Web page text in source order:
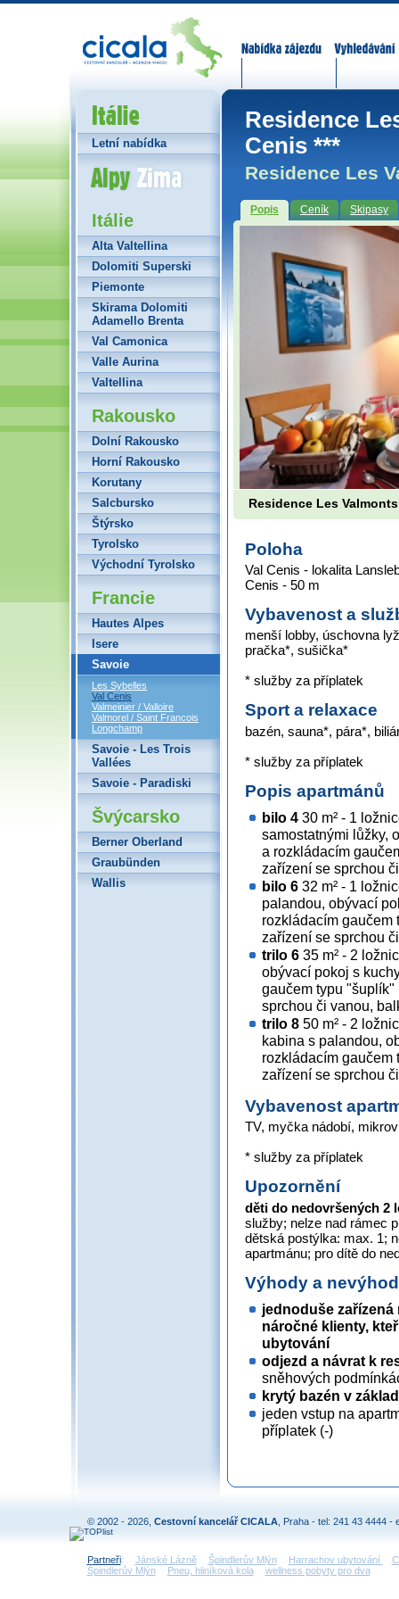
Residence
Cenis ***
Residence Les
Popis Ceník Skipasy
Residence Les
Poloha
Val Cenis - lokalita
Cenis - 50 m
Vybavenost a
menší lobby, úschovna
pračka*, sušička*
* služby za příplatek
Sport a relaxace
bazén, sauna*, pára*,
* služby za příplatek
Popis apartmánů
bilo 4 30 m² - 1
samostatnými lůžky,
a rozkládacím
zařízení se sprchou
bilo 6 32 m² - 1
palandou, obývací
rozkládacím gaučem
zařízení se sprchou
trilo 6 35 m² - 2
obývací pokoj s
gaučem typu
sprchou či vanou,
trilo 8 50 m² - 2
kabina s palandou,
rozkládacím gaučem
zařízení se sprchou
Vybavenost
TV, myčka nádobí,
* služby za příplatek
Upozornění
děti do nedovršených 2
služby; nelze nad rámec
dětská postýlka: max. 1;
apartmánu; pro dítě do
Výhody a
jednoduše
náročné klienty,
ubytování
odjezd a návrat k
sněhových
krytý bazén v
jeden vstup na
příplatek (-)
Itálie
Letní nabídka
Alpy Zima
Itálie
Alta Valtellina
Dolomiti Superski
Piemonte
Skirama Dolomiti
Adamello Brenta
Val Camonica
Valle Aurina
Valtellina
Rakousko
Dolní Rakousko
Horní Rakousko
Korutany
Salcbursko
Štýrsko
Tyrolsko
Východní Tyrolsko
Francie
Hautes Alpes
Isere
Savoie
Les Sybelles
Val Cenis
Valmeinier / Valloire
Valmorel / Saint Francois
Longchamp
Savoie - Les Trois
Vallées
Savoie - Paradiski
Švýcarsko
Berner Oberland
Graubünden
Wallis
© 2002 - 2026, Cestovní kancelář CICALA , Praha - tel: 241 43 4444 -
Partneři: Jánské Lázně Špindlerův Mlýn Harrachov ubytování
Špindlerův Mlýn
Pneu, hliníková kola wellness pobyty pro dva